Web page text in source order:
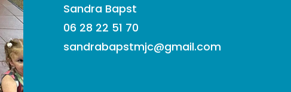
Sandra Bapst
06 28 22 51 70
sandrabapstmjc@gmail.com